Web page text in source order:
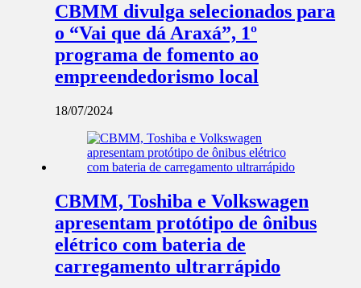
CBMM divulga selecionados para
o “Vai que dá Araxá”, 1º
programa de fomento ao
empreendedorismo local
18/07/2024
CBMM, Toshiba e Volkswagen
apresentam protótipo de ônibus
elétrico com bateria de
carregamento ultrarrápido